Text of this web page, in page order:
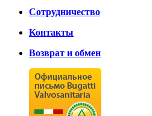
Сотрудничество
Контакты
Возврат и обмен